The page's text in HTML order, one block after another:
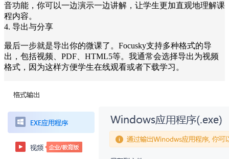
音功能，你可以一边演示一边讲解，让学生更加直观地理解课
程内容。
4. 导出与分享
最后一步就是导出你的微课了。Focusky支持多种格式的导
出，包括视频、PDF、HTML5等。我通常会选择导出为视频
格式，因为这样方便学生在线观看或者下载学习。